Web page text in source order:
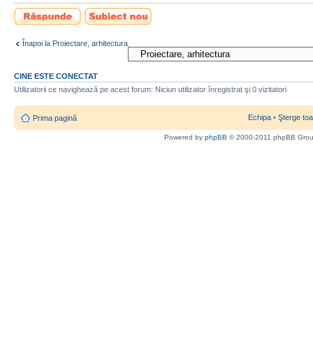
Scrie un răspuns
Scrie un subiect
nou
Înapoi la Proiectare, arhitectura
CINE ESTE CONECTAT
Utilizatorii ce navighează pe acest forum: Niciun utilizator înregistrat şi 0 vizitatori
Prima pagină Echipa • Şterge
Powered by phpBB © 2000-2011 phpBB